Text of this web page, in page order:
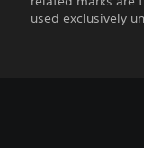
used exclusively